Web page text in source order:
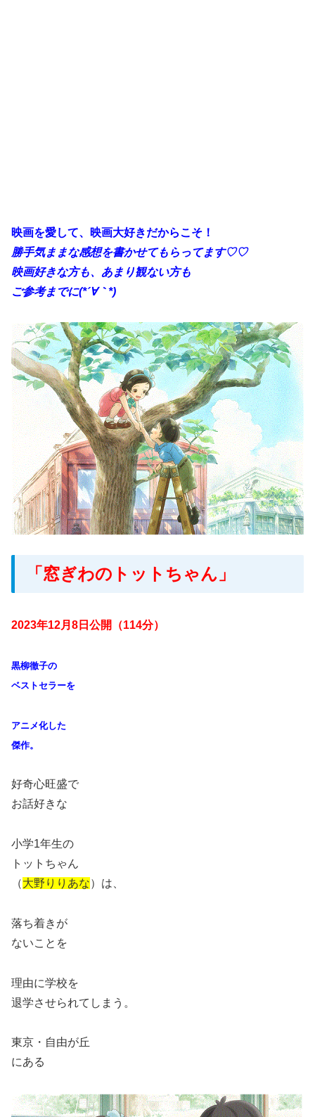
映画を愛して、映画大好きだからこそ！
勝手気ままな感想を書かせてもらってます♡♡
映画好きな方も、あまり観ない方も
ご参考までに(*´∀｀*)
「窓ぎわのトットちゃん」
2023年12月8日公開（114分）
黒柳徹子の
ベストセラーを
アニメ化した
傑作。
好奇心旺盛で
お話好きな
小学1年生の
トットちゃん
（大野りりあな）は、
落ち着きが
ないことを
理由に学校を
退学させられてしまう。
東京・自由が丘
にある